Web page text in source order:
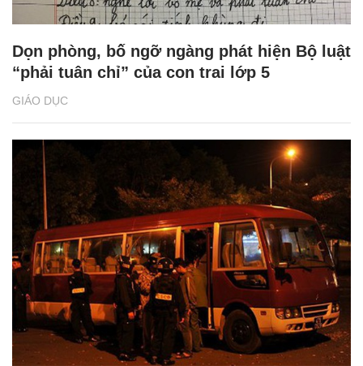
GIÁO DỤC
Dọn phòng, bố ngỡ ngàng phát hiện Bộ luật
“phải tuân chỉ” của con trai lớp 5